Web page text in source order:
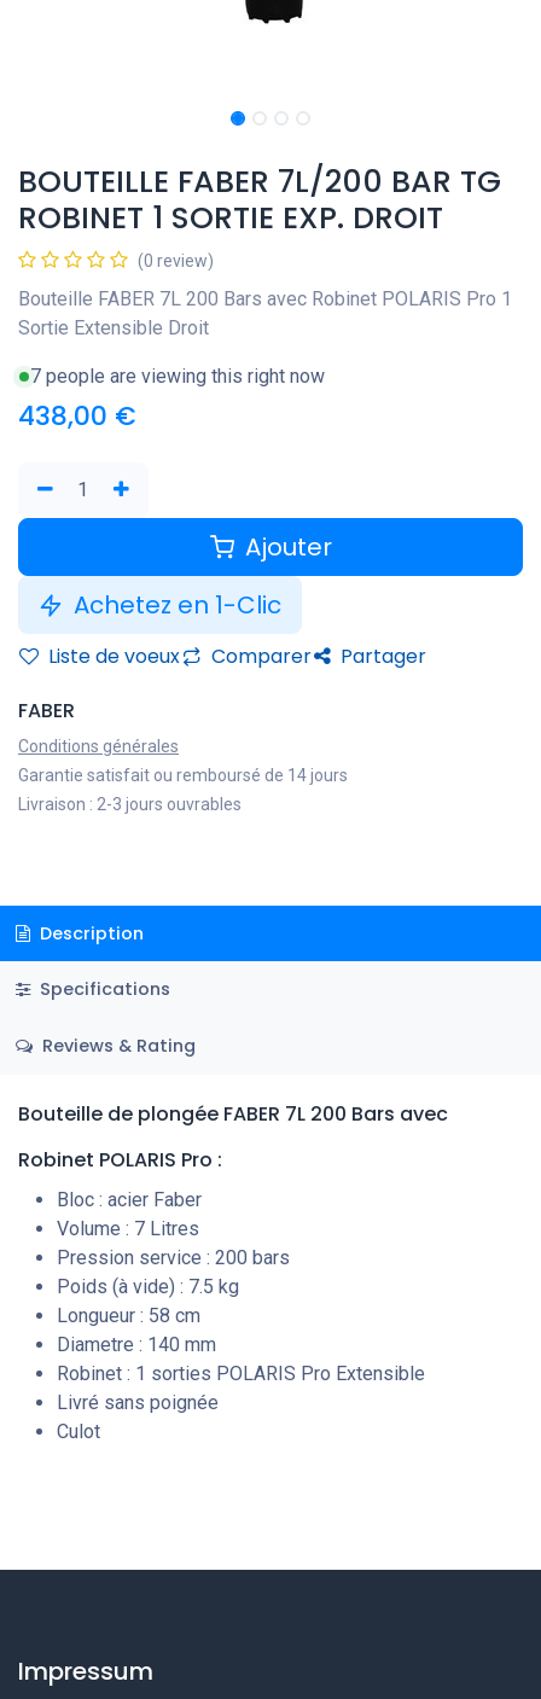
BOUTEILLE FABER 7L/200 BAR TG
ROBINET 1 SORTIE EXP. DROIT
(0 review)
Bouteille FABER 7L 200 Bars avec Robinet POLARIS Pro 1
Sortie Extensible Droit
7 people are viewing this right now
438,00 €
Ajouter
Achetez en 1-Clic
Liste de voeux Comparer
Partager
FABER
Conditions générales
Garantie satisfait ou remboursé de 14 jours
Livraison : 2-3 jours ouvrables
Description
Specifications
Reviews & Rating
Bouteille de plongée FABER 7L 200 Bars avec
Robinet POLARIS Pro :
Bloc : acier Faber
Volume : 7 Litres
Pression service : 200 bars
Poids (à vide) : 7.5 kg
Longueur : 58 cm
Diametre : 140 mm
Robinet : 1 sorties POLARIS Pro Extensible
Livré sans poignée
Culot
Impressum